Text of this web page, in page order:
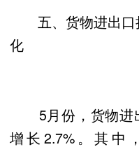
五、货物进出口
化
5月份，货物进
增长2.7%。其中